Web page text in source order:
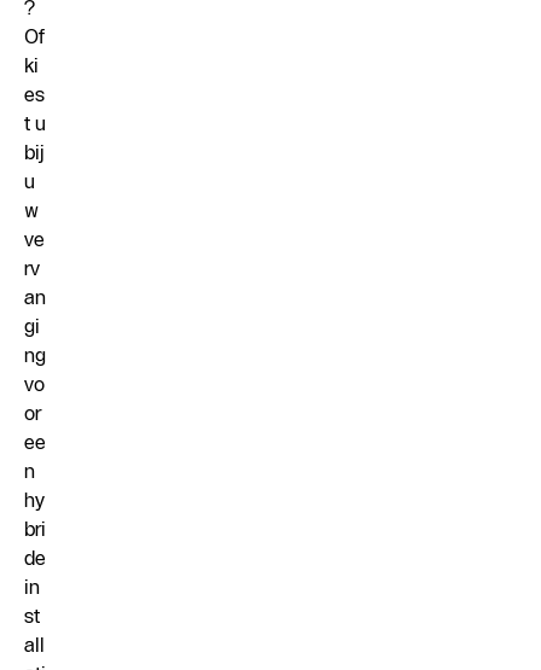
?
Of
ki
es
t u
bij
u
w
ve
rv
an
gi
ng
vo
or
ee
n
hy
bri
de
in
st
all